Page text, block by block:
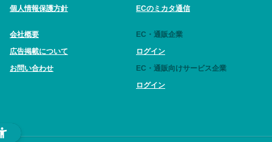
個人情報保護方針
会社概要
広告掲載について
お問い合わせ
ECのミカタ通信
EC・通販企業
ログイン
EC・通販向けサービス企業
ログイン